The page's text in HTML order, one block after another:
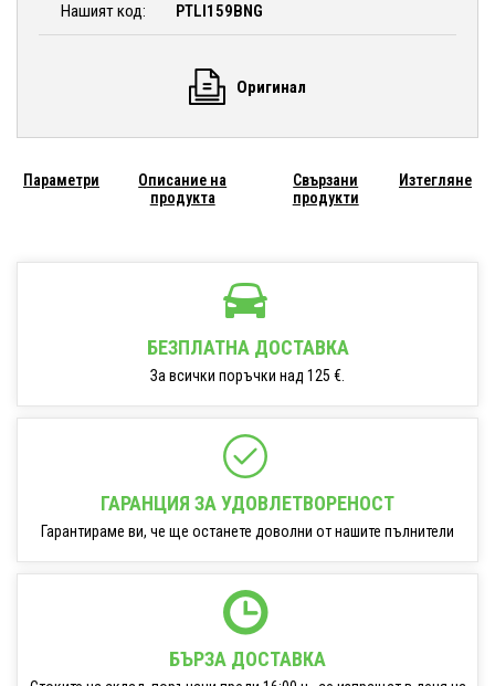
Нашият код:
PTLI159BNG
Оригинал
Параметри
Описание на
продукта
Свързани
продукти
Изтегляне
БЕЗПЛАТНА ДОСТАВКА
За всички поръчки над 125 €.
ГАРАНЦИЯ ЗА УДОВЛЕТВОРЕНОСТ
Гарантираме ви, че ще останете доволни от нашите пълнители
БЪРЗА ДОСТАВКА